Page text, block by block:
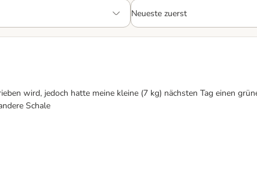
wird, jedoch hatte meine kleine (7 kg) nächsten Tag einen
Schale